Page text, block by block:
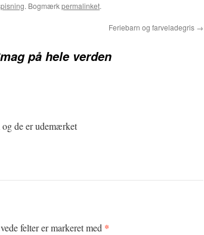
. Bogmærkpermalinket.
Feriebarn og farveladegris →
på hele verden
de er udemærket
felter er markeret med *